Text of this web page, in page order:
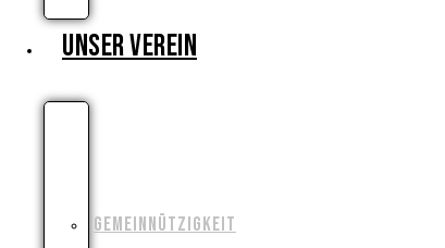
UNSER VEREIN
GEMEINNÜTZIGKEIT